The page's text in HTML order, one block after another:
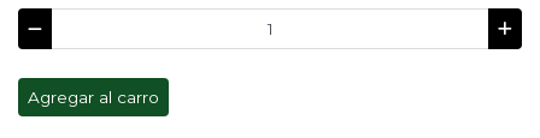
Agregar al carro